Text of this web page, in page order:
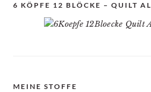
6 KÖPFE 12 BLÖCKE – QUILT
MEINE STOFFE